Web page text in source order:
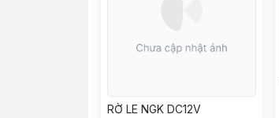
RỜ LE NGK DC12V